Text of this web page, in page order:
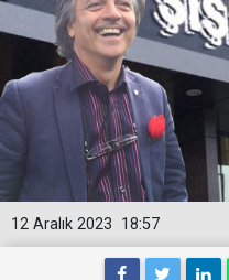
18:57
12 Aralık 2023